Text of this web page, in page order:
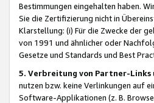
Bestimmungen eingehalten haben.
Sie die Zertifizierung nicht in
Klarstellung: (i) Für die Zwecke der
von 1991 und ähnlicher oder
Gesetze und Standards und Best
5. Verbreitung von Partner-
nutzen bzw. keine Verlinkungen auf
Software-Applikationen (z. B.